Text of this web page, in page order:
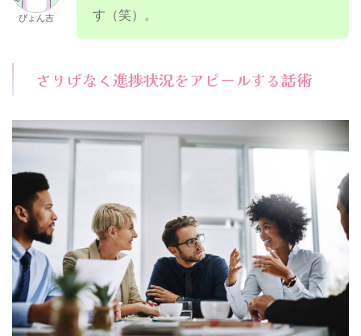
ぴょん吉
す（笑）。
さりげなく進捗状況をアピールする話術